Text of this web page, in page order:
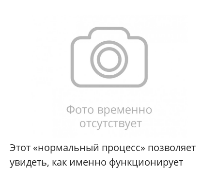
Этот «нормальный процесс» позволяет
увидеть, как именно функционирует